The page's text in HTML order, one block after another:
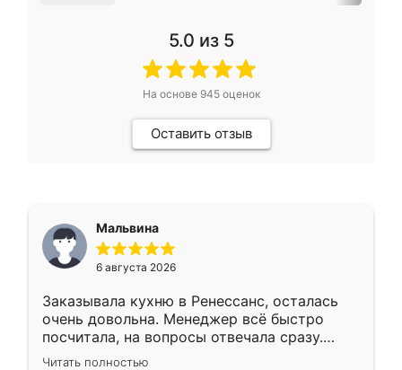
5.0 из 5
На основе 945оценок
Оставить отзыв
Мальвина
6 августа 2026
Заказывала кухню в Ренессанс, осталась
очень довольна. Менеджер всё быстро
посчитала, на вопросы отвечала сразу.
Замерщик приехал в субботу, подошёл к
Читать полностью